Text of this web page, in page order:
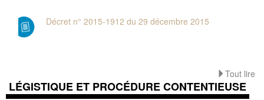
Décret n° 2015-1912 du 29 décembre 2015
Tout lire
LÉGISTIQUE ET PROCÉDURE CONTENTIEUSE